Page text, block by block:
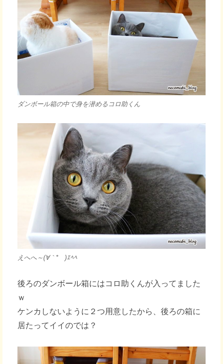
ダンボール箱の中で身を潜めるコロ助くん
えへへ～(∀｀*ゞ)ｴﾍﾍ
後ろのダンボール箱にはコロ助くんが入ってました
ｗ
ケンカしないように２つ用意したから、後ろの箱に
居たってイイのでは？